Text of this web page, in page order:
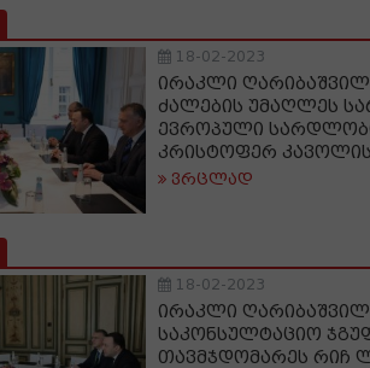
18-02-2023
ირაკლი
ძალების უმაღლეს
ევროპული
კრისტოფერ კავოლის
ვრცლად
18-02-2023
ირაკლი
საკონსულტაციო
თავმჯდომარეს რიჩ